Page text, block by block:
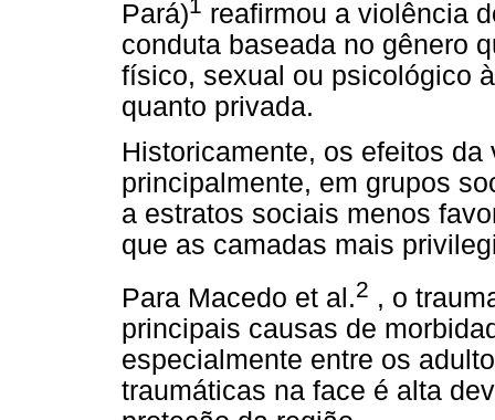
Pará)
reafirmou a violência
conduta baseada no gênero
físico, sexual ou psicológico
quanto privada.
Historicamente, os efeitos
principalmente, em grupos
a estratos sociais menos
que as camadas mais
Para Macedo et al.2 , o
principais causas de
especialmente entre os
traumáticas na face é alta